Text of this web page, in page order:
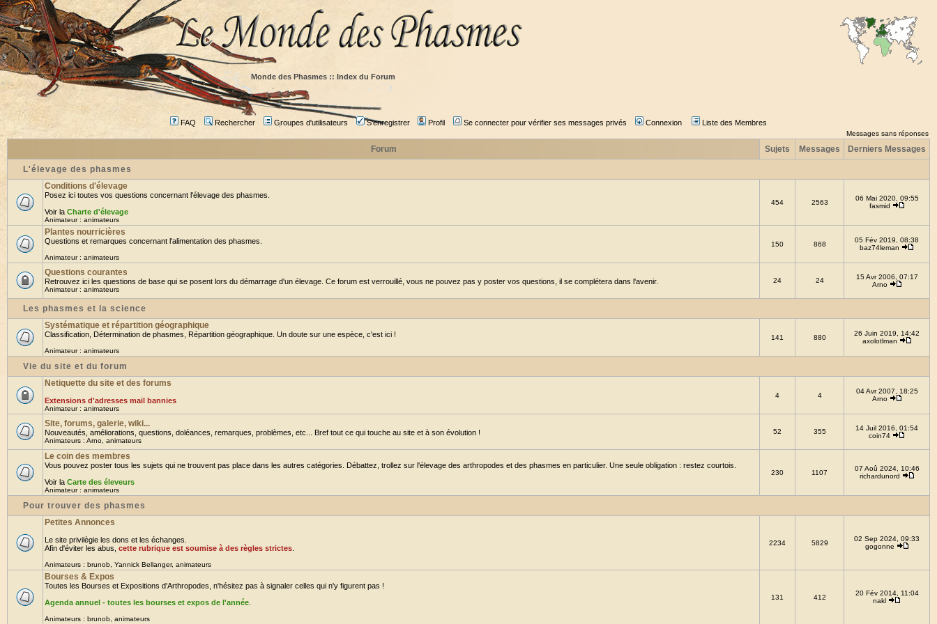
Monde des Phasmes :: Index du Forum
FAQ Rechercher Groupes d'utilisateurs S'enregistrer Profil Se connecter pour vérifier ses messages privés Connexion Liste des Membres
Messages sans réponses
Forum Sujets Messages Derniers Messages
L'élevage des phasmes
Conditions d'élevage
Posez ici toutes vos questions concernant l'élevage des phasmes.
Voir la Charte d'élevage
Animateur : animateurs
454 2563
06 Mai 2020, 09:55
fasmid
Plantes nourricières
Questions et remarques concernant l'alimentation des phasmes.
Animateur : animateurs
150 868
05 Fév 2019, 08:38
baz74leman
Questions courantes
Retrouvez ici les questions de base qui se posent lors du démarrage d'un élevage. Ce forum est verrouillé, vous ne pouvez pas y poster vos questions, il se complétera dans l'avenir.
Animateur : animateurs
24 24
15 Avr 2006, 07:17
Arno
Les phasmes et la science
Systématique et répartition géographique
Classification, Détermination de phasmes, Répartition géographique. Un doute sur une espèce, c'est ici !
Animateur : animateurs
141 880
26 Juin 2019, 14:42
axolotlman
Vie du site et du forum
Netiquette du site et des forums
Extensions d'adresses mail bannies
Animateur : animateurs
4 4
04 Avr 2007, 18:25
Arno
Site, forums, galerie, wiki...
Nouveautés, améliorations, questions, doléances, remarques, problèmes, etc... Bref tout ce qui touche au site et à son évolution !
Animateurs : Arno animateurs
52 355
14 Juil 2016, 01:54
coin74
Le coin des membres
Vous pouvez poster tous les sujets qui ne trouvent pas place dans les autres catégories. Débattez, trollez sur l'élevage des arthropodes et des phasmes en particulier. Une seule obligation : restez courtois.
Voir la Carte des éleveurs
Animateur : animateurs
230 1107
07 Aoû 2024, 10:46
richardunord
Pour trouver des phasmes
Petites Annonces
Le site privilègie les dons et les échanges.
Afin d'éviter les abus, cette rubrique est soumise à des règles strictes
Animateurs : brunob Yannick Bellanger, animateurs
2234 5829
02 Sep 2024, 09:33
gogonne
Bourses & Expos
Toutes les Bourses et Expositions d'Arthropodes, n'hésitez pas à signaler celles qui n'y figurent pas !
Agenda annuel - toutes les bourses et expos de l'année
Animateurs : brunob animateurs
131 412
20 Fév 2014, 11:04
nakl